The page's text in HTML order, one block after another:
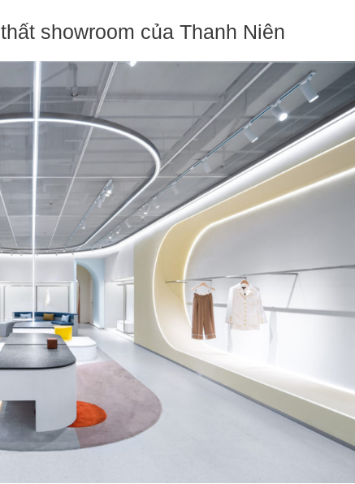
showroom của Thanh Niên